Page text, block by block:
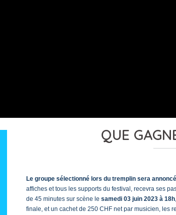
QUE
Le groupe sélectionné lors du tremplin sera
affiches et tous les supports du festival, recevra ses
de 45 minutes sur scène le samedi 03 juin 2023 à 18h
finale, et un cachet de 250 CHF net par musicien, les